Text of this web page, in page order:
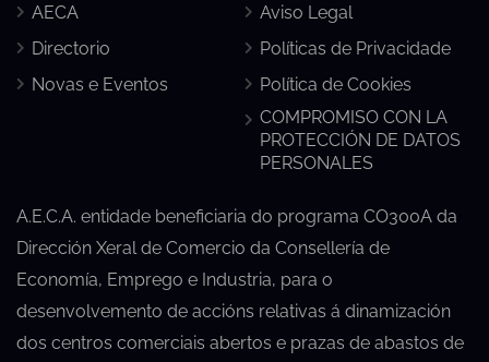
AECA
Directorio
Novas e Eventos
Aviso Legal
Políticas de Privacidade
Política de Cookies
COMPROMISO CON LA
PROTECCIÓN DE DATOS
PERSONALES
A.E.C.A. entidade beneficiaria do programa CO300A da
Dirección Xeral de Comercio da Consellería de
Economía, Emprego e Industria, para o
desenvolvemento de accións relativas á dinamización
dos centros comerciais abertos e prazas de abastos de